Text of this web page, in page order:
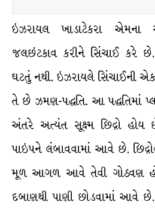
ઇઝરાયલ ખાડાટેકરા એમના
જલછંટકાવ કરીને સિંચાઈ કરે
ઘટતું નથી. ઇઝરાયલે સિંચાઈની એક
તે છે ઝમણ-પદ્ધતિ. આ પદ્ધતિમાં
અંતરે અત્યંત સૂક્ષ્મ છિદ્રો
પાઇપને લંબાવવામાં આવે છે.
મૂળ આગળ આવે તેવી ગોઠવણ
દબાણથી પાણી છોડવામાં આવે